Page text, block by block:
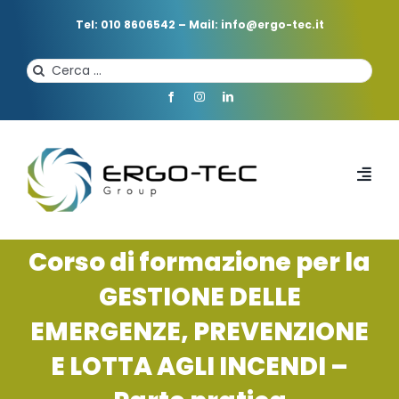
Tel: 010 8606542 – Mail: info@ergo-tec.it
Cerca
per:
HOME
PROFESSIONISTI
Corso di formazione per la
GESTIONE DELLE
EMERGENZE, PREVENZIONE
E LOTTA AGLI INCENDI –